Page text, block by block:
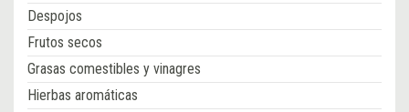
Despojos
Frutos secos
Grasas comestibles y vinagres
Hierbas aromáticas